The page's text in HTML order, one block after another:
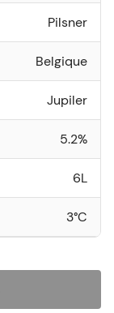
Pilsner
Belgique
Jupiler
5.2%
6L
3°C